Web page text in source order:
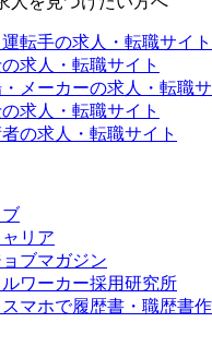
転手の求人・転職サイト
求人・転職サイト
メーカーの求人・転職サ
求人・転職サイト
の求人・転職サイト
リア
ブマガジン
ワーカー採用研究所
マホで履歴書・職歴書